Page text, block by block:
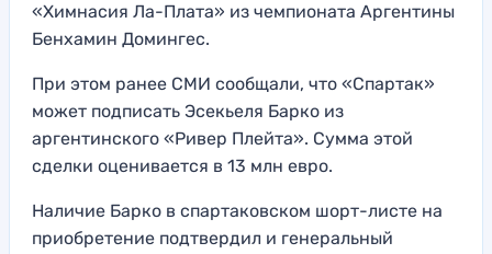
«Химнасия Ла-Плата» из чемпионата Аргентины
Бенхамин Домингес.
При этом ранее СМИ сообщали, что «Спартак»
может подписать Эсекьеля Барко из
аргентинского «Ривер Плейта». Сумма этой
сделки оценивается в 13 млн евро.
Наличие Барко в спартаковском шорт-листе на
приобретение подтвердил и генеральный